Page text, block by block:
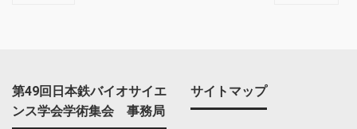
第49回日本鉄バイオサイエ
ンス学会学術集会 事務局
サイトマップ